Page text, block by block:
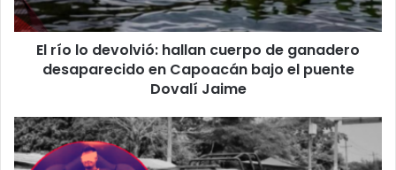
ganadero
desaparecido
Capoacán
puente
Dovalí
Jaime
El río lo devolvió: hallan cuerpo de ganadero
desaparecido en Capoacán bajo el puente
Dovalí Jaime
FISCALÍA
ABRE
INVESTIGACIÓN